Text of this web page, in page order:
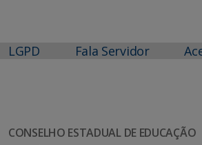
LGPD Fala Servidor
CONSELHO ESTADUAL DE EDUCAÇÃO